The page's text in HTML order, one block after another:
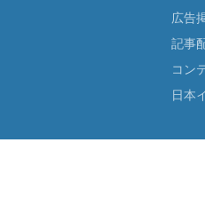
広告
記事
コン
日本